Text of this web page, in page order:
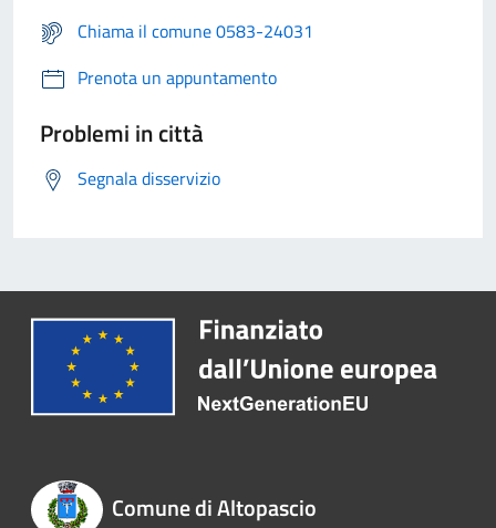
Chiama il comune 0583-24031
Prenota un appuntamento
Problemi in città
Segnala disservizio
Comune di Altopascio